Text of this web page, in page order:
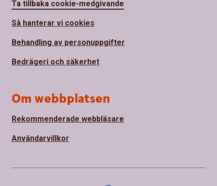
Ta tillbaka cookie-medgivande
Så hanterar vi cookies
Behandling av personuppgifter
Bedrägeri och säkerhet
Om webbplatsen
Rekommenderade webbläsare
Användarvillkor